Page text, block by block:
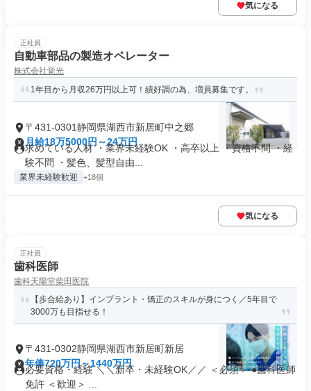
気になる
正社員
自動車部品の製造オペレーター
株式会社覚光
1年目から月収26万円以上可！績好調の為、増員募集です。
〒431-0301静岡県湖西市新居町中之郷
月給18万5000円～24万円
求めている人材 ・業界未経験OK ・高卒以上 ・資格不問 ・経
験不問 ・髪色、髪型自由...
業界未経験歓迎 +18個
気になる
正社員
歯科医師
歯科天陽堂柴田医院
【歩合給あり】インプラント・矯正のスキルが身につく／5年目で
3000万も目指せる！
〒431-0302静岡県湖西市新居町新居
年俸720万円～1440万円
必要資格・経験 ＼＼新卒・未経験OK／／ ＜必須＞ ●歯科医師
免許 ＜歓迎＞ ...